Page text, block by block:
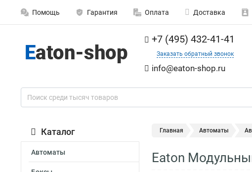
Помощь Гарантия Оплата Доставка
+7 (495) 432-41-41
Заказать обратный звонок
info@eaton-shop.ru
Каталог
Автоматы
Главная Автоматы
Eaton